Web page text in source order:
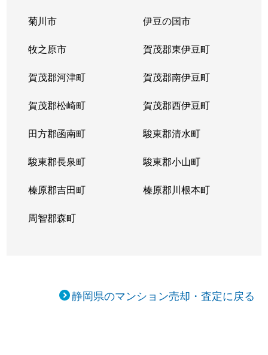
菊川市 伊豆の国市
牧之原市 賀茂郡東伊豆町
賀茂郡河津町 賀茂郡南伊豆町
賀茂郡松崎町 賀茂郡西伊豆町
田方郡函南町 駿東郡清水町
駿東郡長泉町 駿東郡小山町
榛原郡吉田町 榛原郡川根本町
周智郡森町
静岡県のマンション売却・査定に戻る